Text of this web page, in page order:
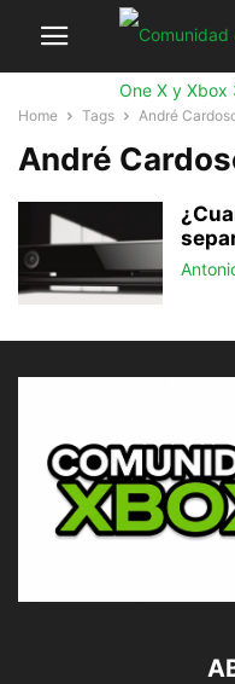
Home Tags André
André